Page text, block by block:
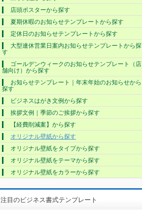
店頭ポスターから探す
夏期休暇のお知らせテンプレートから探す
定休日のお知らせテンプレートから探す
大型連休営業日案内お知らせテンプレートから探
す
ゴールデンウィークのお知らせテンプレート（店
舗向け）から探す
お知らせテンプレート｜年末年始のお知らせから
探す
ビジネスはがき文例から探す
挨拶文例｜季節のご挨拶から探す
【経費削減案】から探す
オリジナル壁紙から探す
オリジナル壁紙をタイプから探す
オリジナル壁紙をテーマから探す
オリジナル壁紙をカラーから探す
注目のビジネス書式テンプレート